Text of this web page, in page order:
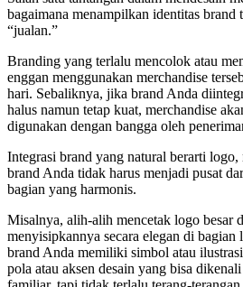
bagaimana menampilkan identitas brand
“jualan.”
Branding yang terlalu mencolok atau
enggan menggunakan merchandise
hari. Sebaliknya, jika brand Anda
halus namun tetap kuat, merchandise
digunakan dengan bangga oleh
Integrasi brand yang natural berarti logo,
brand Anda tidak harus menjadi pusat
bagian yang harmonis.
Misalnya, alih-alih mencetak logo besar
menyisipkannya secara elegan di
brand Anda memiliki simbol atau
pola atau aksen desain yang bisa